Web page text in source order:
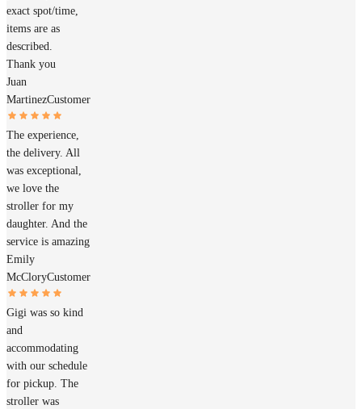
exact spot/time,
items are as
described.
Thank you
Juan
MartinezCustomer
The experience,
the delivery. All
was exceptional,
we love the
stroller for my
daughter. And the
service is amazing
Emily
McCloryCustomer
Gigi was so kind
and
accommodating
with our schedule
for pickup. The
stroller was